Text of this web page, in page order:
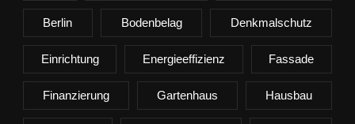
Berlin Bodenbelag Denkmalschutz
Einrichtung Energieeffizienz Fassade
Finanzierung Gartenhaus Hausbau